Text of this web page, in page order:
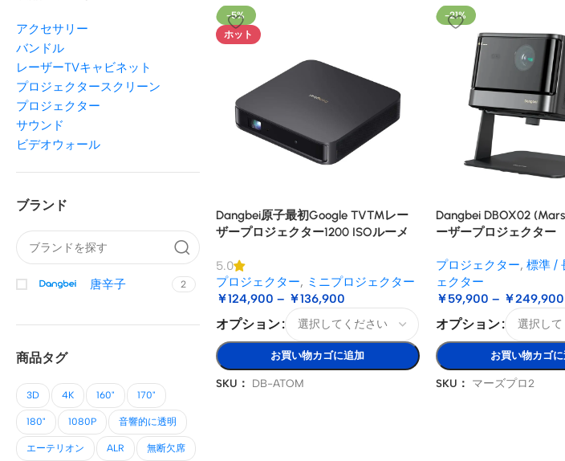
アクセサリー
バンドル
レーザーTVキャビネット
プロジェクタースクリーン
プロジェクター
サウンド
ビデオウォール
ブランド
唐辛子 2
商品タグ
3D 4K 160" 170"
180" 1080P 音響的に透明
エーテリオン ALR 無断欠席
-5%
ホット
Dangbei原子最初Google TV™レー
ザープロジェクター1200 ISOルーメ
5.0
プロジェクター, ミニプロジェクター
￥124,900 – ￥136,900
オプション
お買い物カゴに追加
SKU： DB-ATOM
-21%
Dangbei DBOX02
ーザープロジェクター
プロジェクター, 標準 /
ェクター
￥59,900 – ￥249,900
オプション
お買い物カゴ
SKU： マーズプロ2